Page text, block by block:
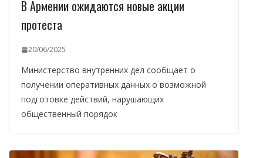
В Армении ожидаются новые акции
протеста
20/06/2025
Министерство внутренних дел сообщает о
получении оперативных данных о возможной
подготовке действий, нарушающих
общественный порядок